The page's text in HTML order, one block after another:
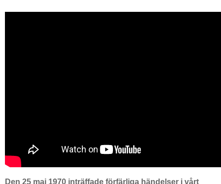
Den 25 maj 1970 inträffade förfärliga händelser i vårt